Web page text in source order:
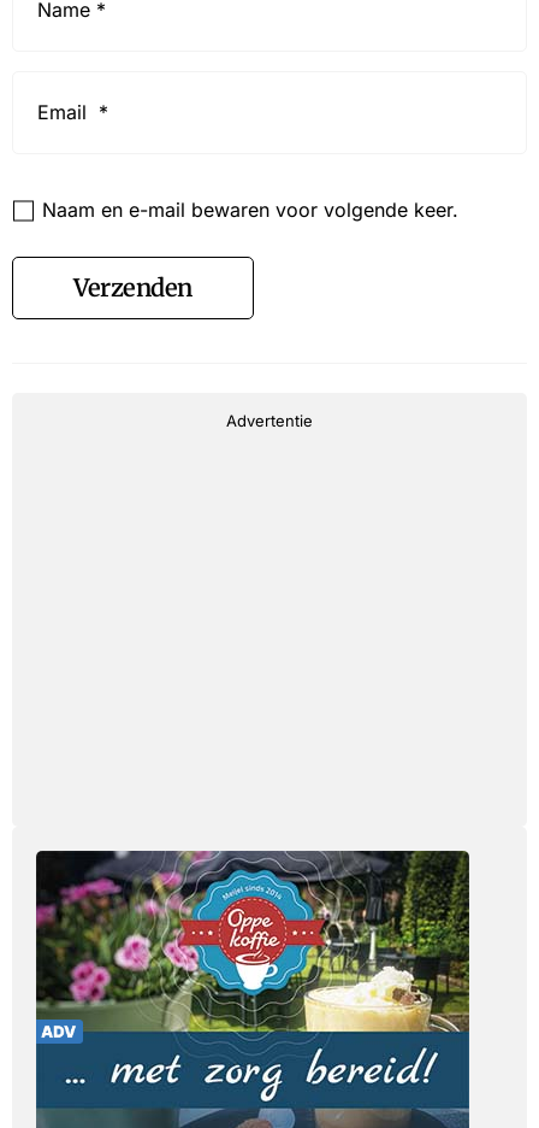
Naam en e-mail bewaren voor volgende keer.
Verzenden
Advertentie